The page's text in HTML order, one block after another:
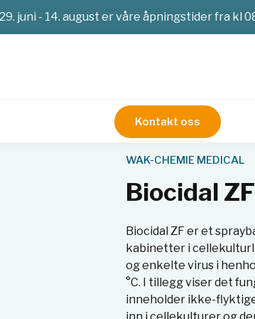
29. juni - 14. august er våre åpningstider fra kl
Kontakt oss
WAK-CHEMIE MEDICAL
Biocidal
Biocidal ZF er et
kabinetter i
og enkelte virus i
°C. I tillegg viser det
inneholder ikke-